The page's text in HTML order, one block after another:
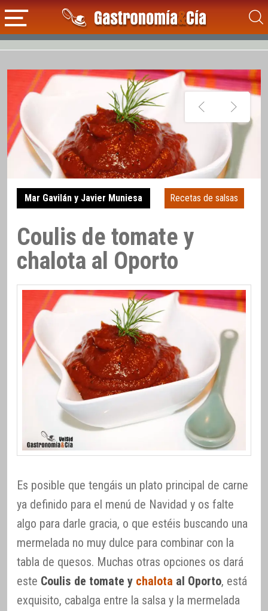
Mar Gavilán y Javier Muniesa Recetas de salsas
Coulis de tomate y
chalota al Oporto
Es posible que tengáis un plato principal de carne
ya definido para el menú de Navidad y os falte
algo para darle gracia, o que estéis buscando una
mermelada no muy dulce para combinar con la
tabla de quesos. Muchas otras opciones os dará
este Coulis de tomate y chalota al Oporto, está
exquisito, cabalga entre la salsa y la mermelada